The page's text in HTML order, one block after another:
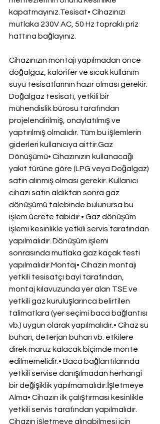
kapatmayınız.Tesisat• Cihazınızı
mutlaka 230V AC, 50 Hz topraklı priz
hattına bağlayınız.
Cihazınızın montajı yapılmadan önce
doğalgaz, kalorifer ve sıcak kullanım
suyu tesisatlarının hazır olması gerekir.
Doğalgaz tesisatı, yetkili bir
mühendislik bürosu tarafından
projelendirilmiş, onaylatılmış ve
yaptırılmış olmalıdır. Tüm bu işlemlerin
giderleri kullanıcıya aittir.Gaz
Dönüşümü• Cihazınızın kullanacağı
yakıt türüne göre (LPG veya Doğalgaz)
satın alınmış olması gerekir. Kullanıcı
cihazı satın aldıktan sonra gaz
dönüşümü talebinde bulunursa bu
işlem ücrete tabidir.• Gaz dönüşüm
işlemi kesinlikle yetkili servis tarafından
yapılmalıdır. Dönüşüm işlemi
sonrasında mutlaka gaz kaçak testi
yapılmalıdır.Montaj• Cihazın montajı
yetkili tesisatçı bayi tarafından,
montaj kılavuzunda yer alan TSE ve
yetkili gaz kuruluşlarınca belirtilen
talimatlara (yer seçimi baca bağlantısı
vb.) uygun olarak yapılmalıdır.• Cihaz su
buharı, deterjan buharı vb. etkilere
direk maruz kalacak biçimde monte
edilmemelidir.• Baca bağlantılarında
yetkili servise danışılmadan herhangi
bir değişiklik yapılmamalıdır.İşletmeye
Alma• Cihazın ilk çalıştırması kesinlikle
yetkili servis tarafından yapılmalıdır.
Cihazın işletmeye alınabilmesi için